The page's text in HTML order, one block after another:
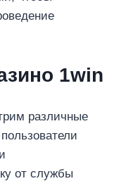
1win
различные
от службы